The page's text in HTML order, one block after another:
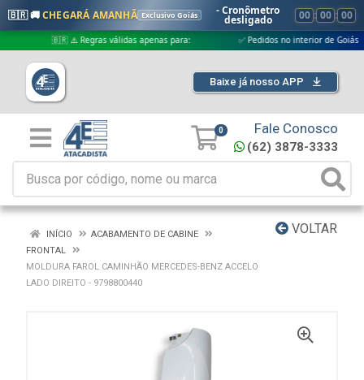
🇧🇷 🚚CHEGARÁ AMANHÃ Exclusivo Goiás - Cronômetro
desligado 00 : 00 : 00
🇧🇷 ⚠️ Regras válidas apenas para: ✅ Pedidos no interior de Goiás
Baixe já nosso APP
0 Fale Conosco
(62) 3878-3333
VOLTAR
INÍCIO
ACABAMENTO DE CABINE
FRONTAL
MOLDURA FAROL CAMINHÃO MERCEDES-BENZ ACCELO
LADO DIREITO - 9798800440